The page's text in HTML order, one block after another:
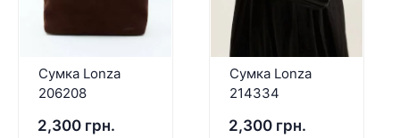
Сумка Lonza
206208
2,300 грн.
Сумка Lonza
214334
2,300 грн.